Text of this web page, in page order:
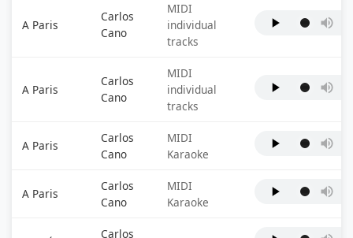
A Paris
Carlos
Cano
MIDI
individual
tracks
A Paris
Carlos
Cano
MIDI
individual
tracks
A Paris
Carlos
Cano
MIDI
Karaoke
A Paris
Carlos
Cano
MIDI
Karaoke
Carlos